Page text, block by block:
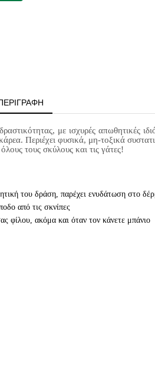
με ισχυρές απωθητικές
Περιέχει φυσικά, μη-τοξικά
τους σκύλους και τις γάτες!
του δράση, παρέχει ενυδάτωση στο
από τις σκνίπες
φίλου, ακόμα και όταν τον κάνετε μπάνιο